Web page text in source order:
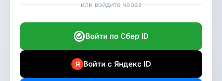
или войдите через
Войти по Сбер ID
Войти с Яндекс ID